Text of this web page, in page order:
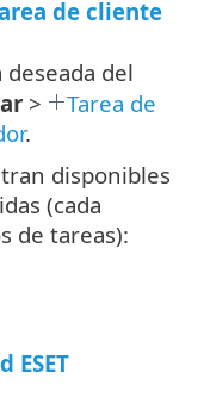
de cliente
del
>
Tarea de
.
disponibles
(cada
de tareas):
ESET